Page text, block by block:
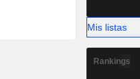
Mis listas
Rankings